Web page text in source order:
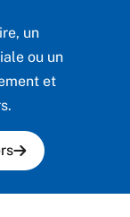
un
ou un
et